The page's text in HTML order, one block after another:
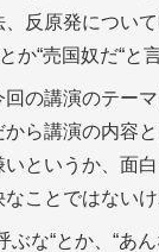
、反原発につい
か“売国奴だ“と
回の講演のテー
から講演の内容
いというか、面
ことではないけ
ぶな“とか、“あ